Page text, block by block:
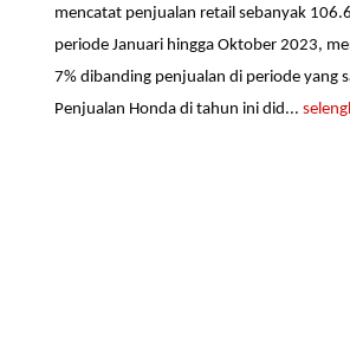
mencatat penjualan retail sebanyak
periode Januari hingga Oktober 2023,
7% dibanding penjualan di periode yang
Penjualan Honda di tahun ini did...